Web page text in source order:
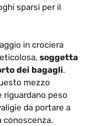
sparsi per il
in crociera
soggetta
dei bagagli.
mezzo
riguardano peso
da portare a
conoscenza.